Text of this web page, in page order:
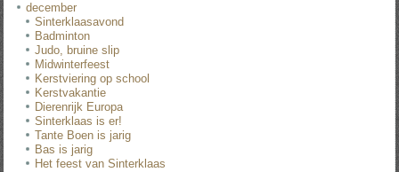
december
Sinterklaasavond
Badminton
Judo, bruine slip
Midwinterfeest
Kerstviering op school
Kerstvakantie
Dierenrijk Europa
Sinterklaas is er!
Tante Boen is jarig
Bas is jarig
Het feest van Sinterklaas